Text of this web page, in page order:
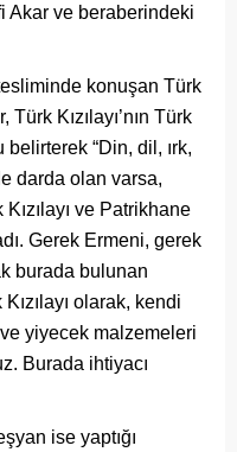
Akar ve beraberindeki
konuşan Türk
Türk Kızılayı’nın Türk
“Din, dil, ırk,
darda olan varsa,
ve Patrikhane
Gerek Ermeni, gerek
burada bulunan
olarak, kendi
yiyecek malzemeleri
Burada ihtiyacı
ise yaptığı